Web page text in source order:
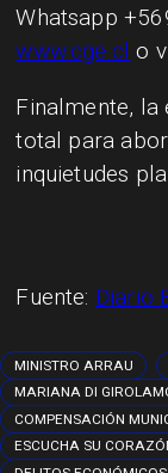
Whatsapp
www.cge.cl o
Finalmente, la
total para
inquietudes
Fuente: Diario
MINISTRO ARRAU
MARIANA DI
COMPENSACIÓN
ESCUCHA SU